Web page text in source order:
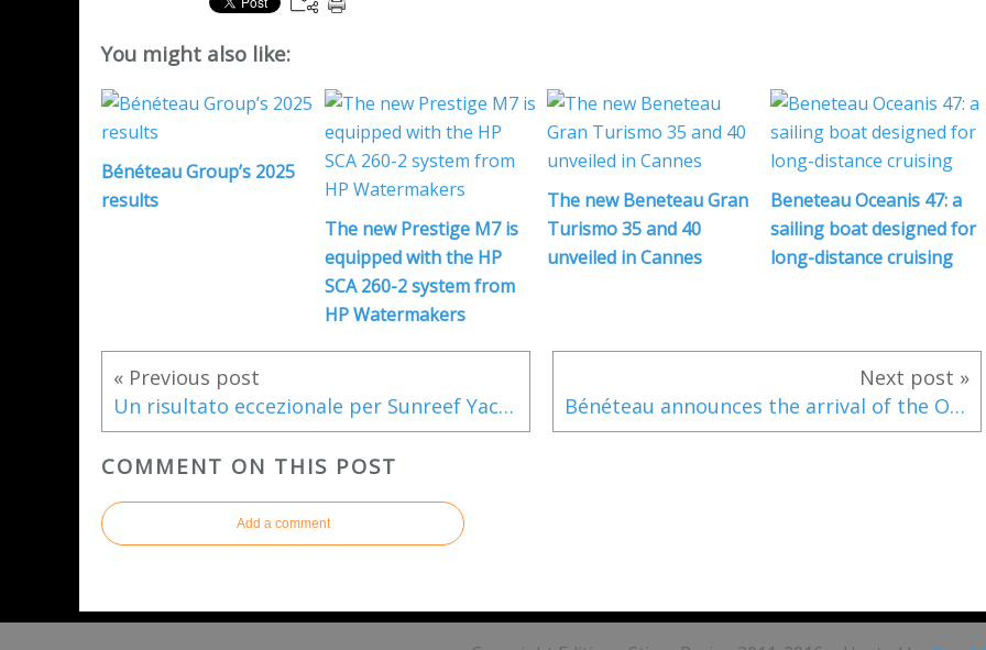
l
t
s
You might also like:
Bénéteau Group’s 2025
results
The new Prestige M7 is
equipped with the HP
SCA 260-2 system from
HP Watermakers
The new Beneteau Gran
Turismo 35 and 40
unveiled in Cannes
Beneteau Oceanis 47: a
sailing boat designed for
long-distance cruising
« Previous post
Un risultato eccezionale per Sunreef Yachts al Miami Boat Show 2020
Next post »
Bénéteau announces the arrival of the Océanis Yacht 54, with a revolutionary deck layout
COMMENT ON THIS POST
Add a comment